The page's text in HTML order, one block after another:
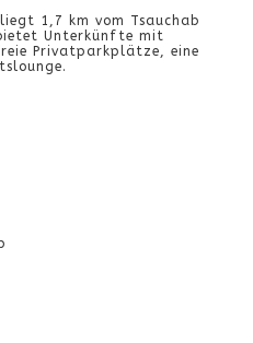
1,7 km vom Tsauchab
Unterkünfte mit
Privatparkplätze, eine